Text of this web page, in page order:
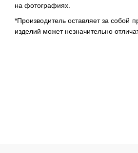
на фотографиях.
*Производитель оставляет за собой
изделий может незначительно